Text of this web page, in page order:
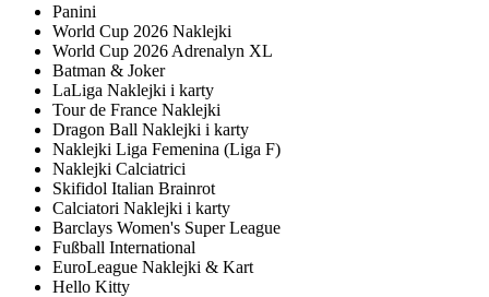
Panini
World Cup 2026 Naklejki
World Cup 2026 Adrenalyn XL
Batman & Joker
LaLiga Naklejki i karty
Tour de France Naklejki
Dragon Ball Naklejki i karty
Naklejki Liga Femenina (Liga F)
Naklejki Calciatrici
Skifidol Italian Brainrot
Calciatori Naklejki i karty
Barclays Women's Super League
Fußball International
EuroLeague Naklejki & Kart
Hello Kitty